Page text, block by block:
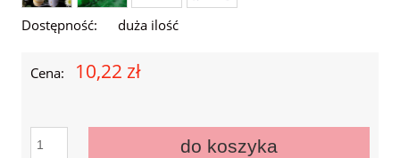
Dostępność: duża ilość
Cena: 10,22 zł
do koszyka